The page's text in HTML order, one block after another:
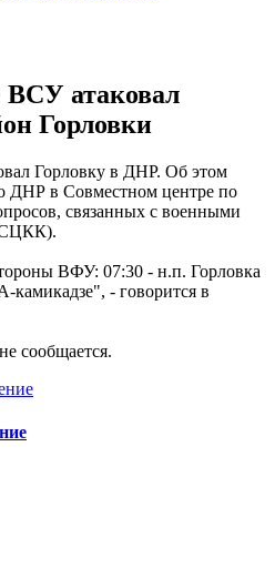
атаковал
Горловки
Горловку в ДНР. Об этом
ДНР в Совместном центре по
связанных с военными
ВФУ: 07:30 - н.п. Горловка
- говорится в
сообщается.